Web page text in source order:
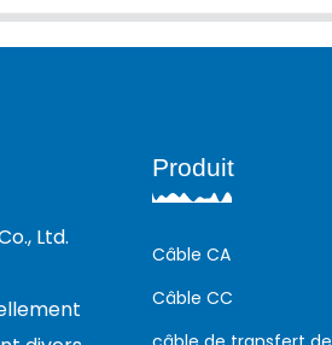
Ltd.
Produit
Câble CA
Câble CC